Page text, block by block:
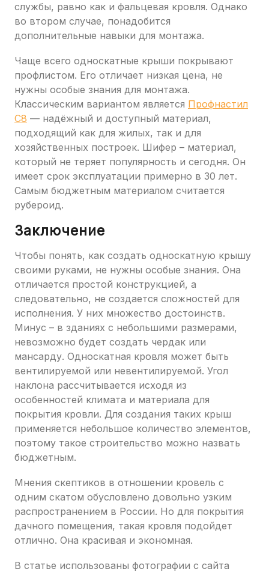
службы, равно как и фальцевая кровля. Однако
во втором случае, понадобится
дополнительные навыки для монтажа.
Чаще всего односкатные крыши покрывают
профлистом. Его отличает низкая цена, не
нужны особые знания для монтажа.
Классическим вариантом является Профнастил
С8 — надёжный и доступный материал,
подходящий как для жилых, так и для
хозяйственных построек. Шифер – материал,
который не теряет популярность и сегодня. Он
имеет срок эксплуатации примерно в 30 лет.
Самым бюджетным материалом считается
рубероид.
Заключение
Чтобы понять, как создать односкатную крышу
своими руками, не нужны особые знания. Она
отличается простой конструкцией, а
следовательно, не создается сложностей для
исполнения. У них множество достоинств.
Минус – в зданиях с небольшими размерами,
невозможно будет создать чердак или
мансарду. Односкатная кровля может быть
вентилируемой или невентилируемой. Угол
наклона рассчитывается исходя из
особенностей климата и материала для
покрытия кровли. Для создания таких крыш
применяется небольшое количество элементов,
поэтому такое строительство можно назвать
бюджетным.
Мнения скептиков в отношении кровель с
одним скатом обусловлено довольно узким
распространением в России. Но для покрытия
дачного помещения, такая кровля подойдет
отлично. Она красивая и экономная.
В статье использованы фотографии с сайта